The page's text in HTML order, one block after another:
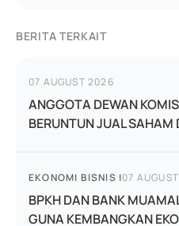
BERITA TERKAIT
07 AUGUST 2026
ANGGOTA DEWAN
BERUNTUN JUAL SAHAM
EKONOMI BISNIS |07
BPKH DAN BANK
GUNA KEMBANGKAN